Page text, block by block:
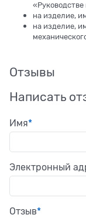
на изделие,
на изделие,
Отзывы
Написать
Имя
Электронный
Отзыв